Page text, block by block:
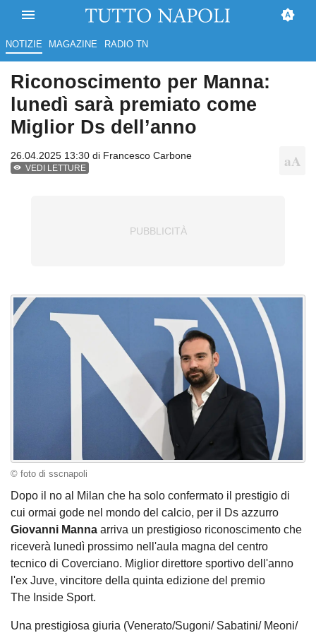
NOTIZIE MAGAZINE RADIO TN
Riconoscimento per Manna:
lunedì sarà premiato come
Miglior Ds dell’anno
26.04.2025 13:30 di Francesco Carbone
VEDI LETTURE
© foto di sscnapoli
Dopo il no al Milan che ha solo confermato il prestigio di
cui ormai gode nel mondo del calcio, per il Ds azzurro
Giovanni Manna arriva un prestigioso riconoscimento che
riceverà lunedì prossimo nell'aula magna del centro
tecnico di Coverciano. Miglior direttore sportivo dell'anno
l'ex Juve, vincitore della quinta edizione del premio
The Inside Sport.
Una prestigiosa giuria (Venerato/Sugoni/ Sabatini/ Meoni/